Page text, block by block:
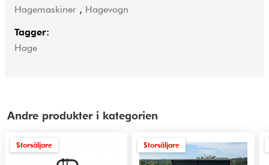
Hagemaskiner , Hagevogn
Tagger:
Hage
Andre produkter i kategorien
Storsäljare Storsäljare